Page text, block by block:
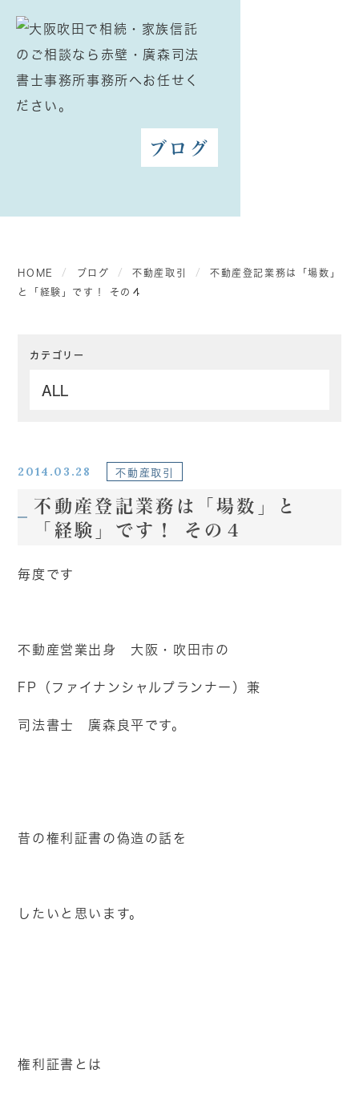
ブログ
HOME ブログ 不動産取引
不動産登記業務は「場数」
と「経験」です！ その４
カテゴリー
2014.03.28 不動産取引
不動産登記業務は「場数」と
「経験」です！ その４
毎度です
不動産営業出身 大阪・吹田市の
FP（ファイナンシャルプランナー）兼
司法書士 廣森良平です。
昔の権利証書の偽造の話を
したいと思います。
権利証書とは